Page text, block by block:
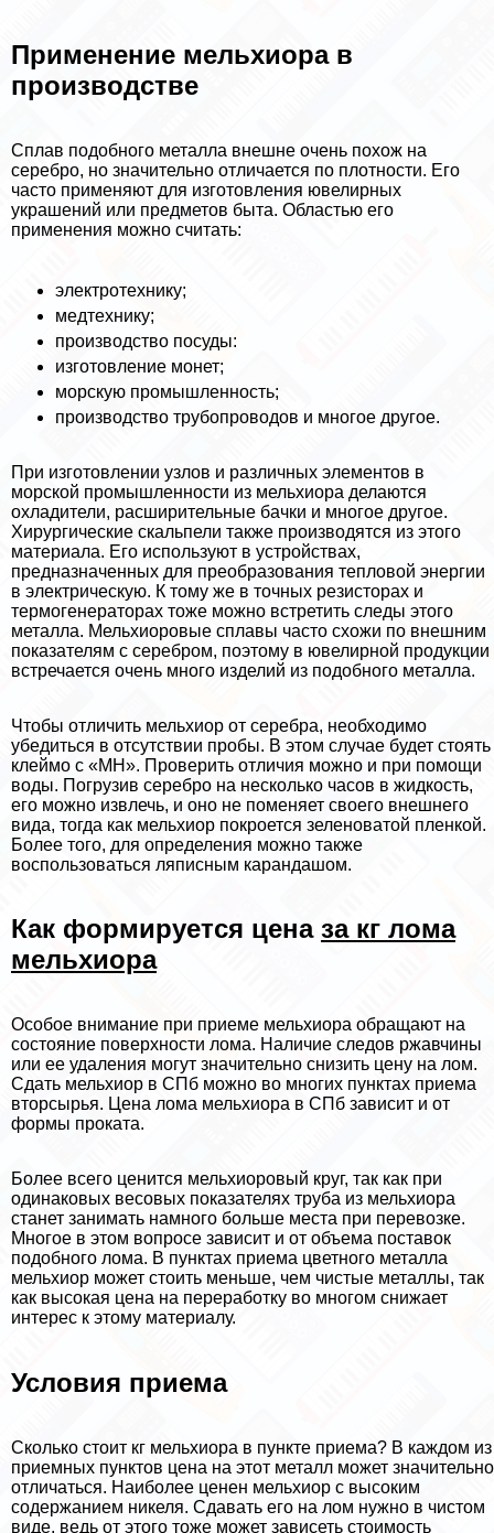
Применение мельхиора в
производстве
Сплав подобного металла внешне очень похож на
серебро, но значительно отличается по плотности. Его
часто применяют для изготовления ювелирных
украшений или предметов быта. Областью его
применения можно считать:
электротехнику;
медтехнику;
производство посуды:
изготовление монет;
морскую промышленность;
производство трубопроводов и многое другое.
При изготовлении узлов и различных элементов в
морской промышленности из мельхиора делаются
охладители, расширительные бачки и многое другое.
Хирургические скальпели также производятся из этого
материала. Его используют в устройствах,
предназначенных для преобразования тепловой энергии
в электрическую. К тому же в точных резисторах и
термогенераторах тоже можно встретить следы этого
металла. Мельхиоровые сплавы часто схожи по внешним
показателям с серебром, поэтому в ювелирной продукции
встречается очень много изделий из подобного металла.
Чтобы отличить мельхиор от серебра, необходимо
убедиться в отсутствии пробы. В этом случае будет стоять
клеймо с «МН». Проверить отличия можно и при помощи
воды. Погрузив серебро на несколько часов в жидкость,
его можно извлечь, и оно не поменяет своего внешнего
вида, тогда как мельхиор покроется зеленоватой пленкой.
Более того, для определения можно также
воспользоваться ляписным карандашом.
Как формируется цена за кг лома
мельхиора
Особое внимание при приеме мельхиора обращают на
состояние поверхности лома. Наличие следов ржавчины
или ее удаления могут значительно снизить цену на лом.
Сдать мельхиор в СПб можно во многих пунктах приема
вторсырья. Цена лома мельхиора в СПб зависит и от
формы проката.
Более всего ценится мельхиоровый круг, так как при
одинаковых весовых показателях труба из мельхиора
станет занимать намного больше места при перевозке.
Многое в этом вопросе зависит и от объема поставок
подобного лома. В пунктах приема цветного металла
мельхиор может стоить меньше, чем чистые металлы, так
как высокая цена на переработку во многом снижает
интерес к этому материалу.
Условия приема
Сколько стоит кг мельхиора в пункте приема? В каждом из
приемных пунктов цена на этот металл может значительно
отличаться. Наиболее ценен мельхиор с высоким
содержанием никеля. Сдавать его на лом нужно в чистом
виде, ведь от этого тоже может зависеть стоимость